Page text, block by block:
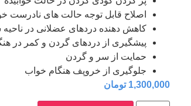
اصلاح قابل توجه حالت های نادرست
کاهش دهنده دردهای عضلانی در
پیشگیری از دردهای گردن و کمر در
حمایت از سر و گردن
جلوگیری از خروپف هنگام خواب
1,300,000 تومان